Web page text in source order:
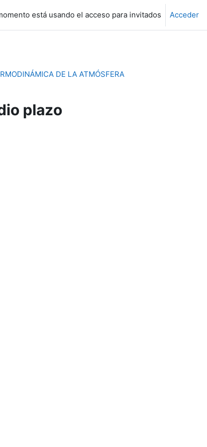
está usando el acceso para invitados Acceder
DE LA ATMÓSFERA
plazo